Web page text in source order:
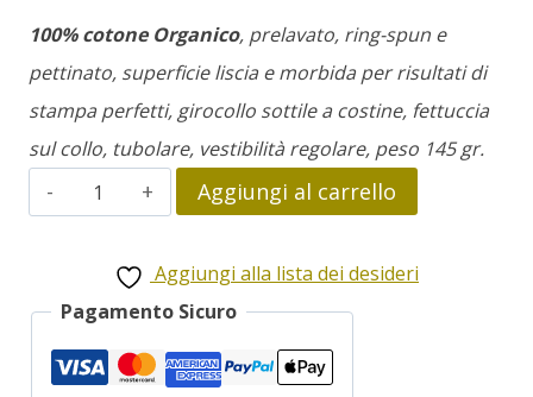
100% cotone Organico, prelavato, ring-spun e
pettinato, superficie liscia e morbida per risultati di
stampa perfetti, girocollo sottile a costine, fettuccia
sul collo, tubolare, vestibilità regolare, peso 145 gr.
Full
Metal
Jacket
Aggiungi al carrello
Aggiungi alla lista dei desideri
Pagamento Sicuro